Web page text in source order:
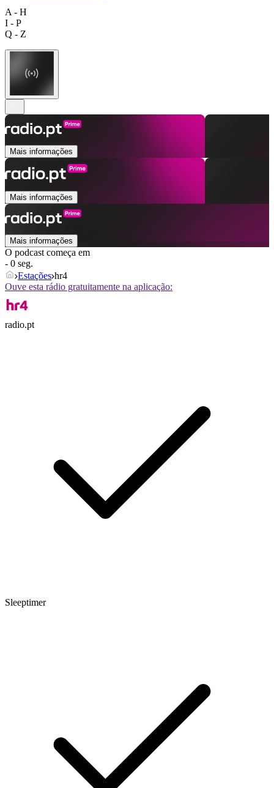
A - H
I - P
Q - Z
Mais informações
Mais informações
Mais informações
O podcast começa em
- 0 seg.
Estações hr4
Ouve esta rádio gratuitamente na aplicação:
radio.pt
Sleeptimer